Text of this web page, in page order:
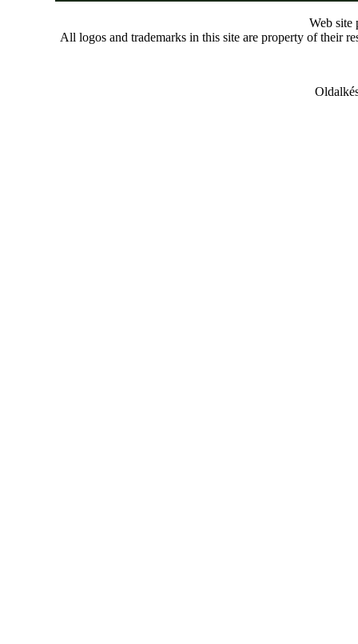
Web site
All logos and trademarks in this site are property of their